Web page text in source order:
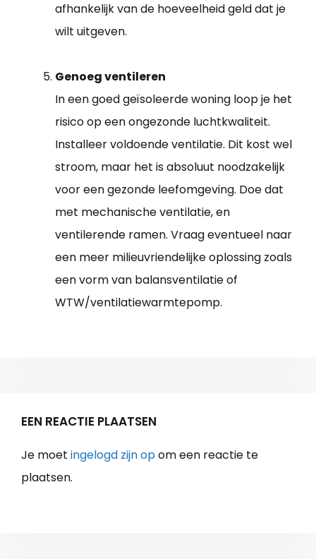
afhankelijk van de hoeveelheid geld dat je
wilt uitgeven.
Genoeg ventileren
In een goed geïsoleerde woning loop je het
risico op een ongezonde luchtkwaliteit.
Installeer voldoende ventilatie. Dit kost wel
stroom, maar het is absoluut noodzakelijk
voor een gezonde leefomgeving. Doe dat
met mechanische ventilatie, en
ventilerende ramen. Vraag eventueel naar
een meer milieuvriendelijke oplossing zoals
een vorm van balansventilatie of
WTW/ventilatiewarmtepomp.
EEN REACTIE PLAATSEN
Je moet ingelogd zijn opom een reactie te
plaatsen.